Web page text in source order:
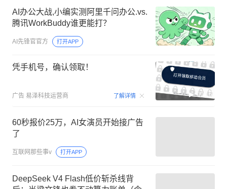
AI办公大战,小编实测阿里千问办公.vs.
腾讯WorkBuddy谁更能打？
AI先锋官官方 打开APP
凭手机号，确认领取！
广告 易泽科技运营商 了解详情 00:15
60秒报价25万，AI女演员开始接广告
了
互联网那些事v 打开APP
DeepSeek V4 Flash低价斩杀线背